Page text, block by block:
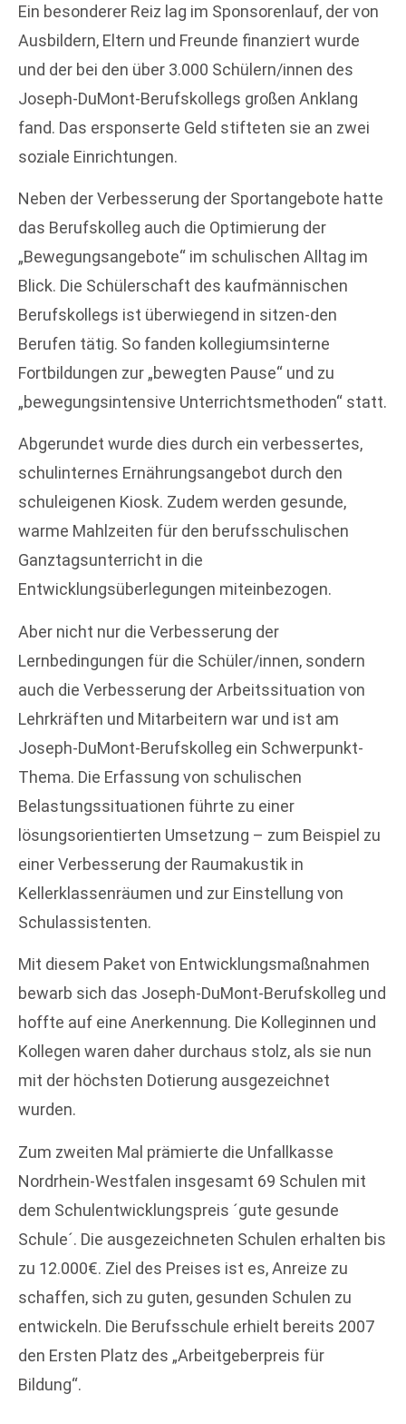
Ein besonderer Reiz lag im Sponsorenlauf, der von
Ausbildern, Eltern und Freunde finanziert wurde
und der bei den über 3.000 Schülern/innen des
Joseph-DuMont-Berufskollegs großen Anklang
fand. Das ersponserte Geld stifteten sie an zwei
soziale Einrichtungen.
Neben der Verbesserung der Sportangebote hatte
das Berufskolleg auch die Optimierung der
„Bewegungsangebote“ im schulischen Alltag im
Blick. Die Schülerschaft des kaufmännischen
Berufskollegs ist überwiegend in sitzen-den
Berufen tätig. So fanden kollegiumsinterne
Fortbildungen zur „bewegten Pause“ und zu
„bewegungsintensive Unterrichtsmethoden“ statt.
Abgerundet wurde dies durch ein verbessertes,
schulinternes Ernährungsangebot durch den
schuleigenen Kiosk. Zudem werden gesunde,
warme Mahlzeiten für den berufsschulischen
Ganztagsunterricht in die
Entwicklungsüberlegungen miteinbezogen.
Aber nicht nur die Verbesserung der
Lernbedingungen für die Schüler/innen, sondern
auch die Verbesserung der Arbeitssituation von
Lehrkräften und Mitarbeitern war und ist am
Joseph-DuMont-Berufskolleg ein Schwerpunkt-
Thema. Die Erfassung von schulischen
Belastungssituationen führte zu einer
lösungsorientierten Umsetzung – zum Beispiel zu
einer Verbesserung der Raumakustik in
Kellerklassenräumen und zur Einstellung von
Schulassistenten.
Mit diesem Paket von Entwicklungsmaßnahmen
bewarb sich das Joseph-DuMont-Berufskolleg und
hoffte auf eine Anerkennung. Die Kolleginnen und
Kollegen waren daher durchaus stolz, als sie nun
mit der höchsten Dotierung ausgezeichnet
wurden.
Zum zweiten Mal prämierte die Unfallkasse
Nordrhein-Westfalen insgesamt 69 Schulen mit
dem Schulentwicklungspreis ´gute gesunde
Schule´. Die ausgezeichneten Schulen erhalten bis
zu 12.000€. Ziel des Preises ist es, Anreize zu
schaffen, sich zu guten, gesunden Schulen zu
entwickeln. Die Berufsschule erhielt bereits 2007
den Ersten Platz des „Arbeitgeberpreis für
Bildung“.